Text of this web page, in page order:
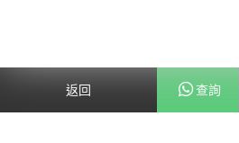
返回 查詢